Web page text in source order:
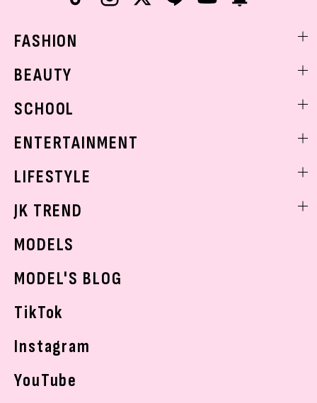
FASHION
着回し
BEAUTY
ベストコスメ
ボディケア
SCHOOL
学校ヘアメイク
ENTERTAINMENT
K-POP
LIFESTYLE
モデルの購入品
おでかけ
JK TREND
MODELS
MODEL'S BLOG
TikTok
Instagram
YouTube